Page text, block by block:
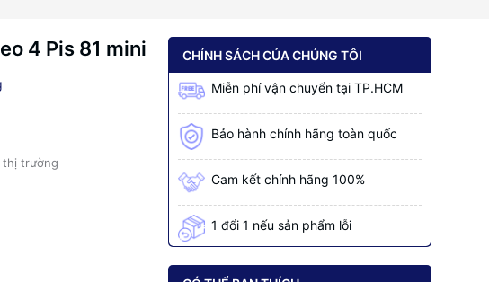
4 Pis 81 mini
trường
CHÍNH SÁCH CỦA CHÚNG TÔI
Miễn phí vận chuyển tại TP.HCM
Bảo hành chính hãng toàn quốc
Cam kết chính hãng 100%
1 đổi 1 nếu sản phẩm lỗi